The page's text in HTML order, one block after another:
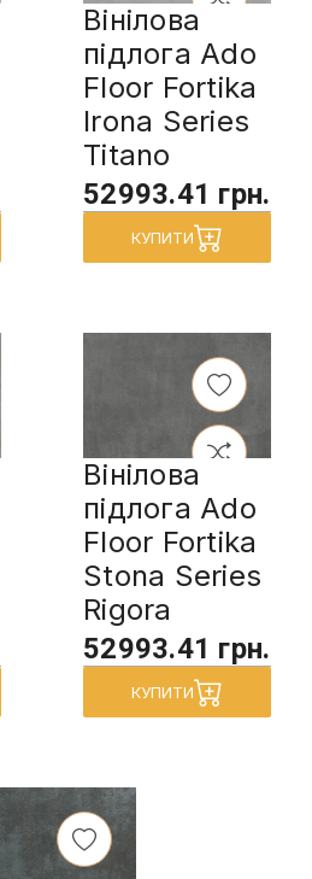
Вінілова
підлога Ado
Floor Fortika
Irona Series
Titano
52993.41 грн.
КУПИТИ
Вінілова
підлога Ado
Floor Fortika
Stona Series
Rigora
52993.41 грн.
КУПИТИ